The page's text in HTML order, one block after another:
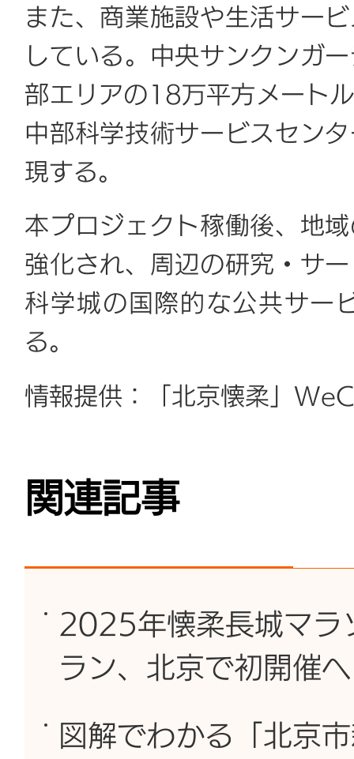
また、商業施設や生活サー
している。中央サンクンガ
部エリアの18万平方メート
中部科学技術サービスセン
現する。
本プロジェクト稼働後、地
強化され、周辺の研究・サ
科学城の国際的な公共サー
る。
情報提供：「北京懐柔」
関連記事
2025年懐柔長城マラ
ラン、北京で初開催へ
図解でわかる「北京